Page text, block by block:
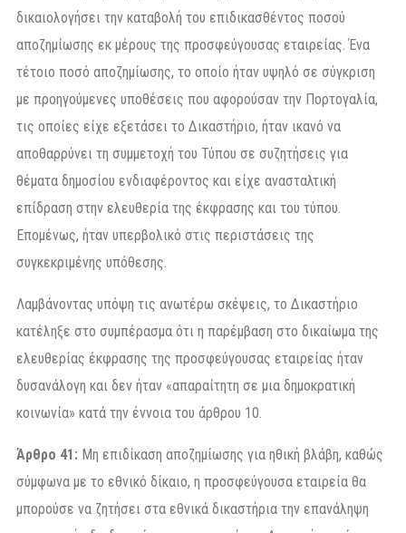
δικαιολογήσει την καταβολή του επιδικασθέντος ποσού
αποζημίωσης εκ μέρους της προσφεύγουσας εταιρείας. Ένα
τέτοιο ποσό αποζημίωσης, το οποίο ήταν υψηλό σε σύγκριση
με προηγούμενες υποθέσεις που αφορούσαν την Πορτογαλία,
τις οποίες είχε εξετάσει το Δικαστήριο, ήταν ικανό να
αποθαρρύνει τη συμμετοχή του Τύπου σε συζητήσεις για
θέματα δημοσίου ενδιαφέροντος και είχε ανασταλτική
επίδραση στην ελευθερία της έκφρασης και του τύπου.
Επομένως, ήταν υπερβολικό στις περιστάσεις της
συγκεκριμένης υπόθεσης.
Λαμβάνοντας υπόψη τις ανωτέρω σκέψεις, το Δικαστήριο
κατέληξε στο συμπέρασμα ότι η παρέμβαση στο δικαίωμα της
ελευθερίας έκφρασης της προσφεύγουσας εταιρείας ήταν
δυσανάλογη και δεν ήταν «απαραίτητη σε μια δημοκρατική
κοινωνία» κατά την έννοια του άρθρου 10.
Άρθρο 41: Μη επιδίκαση αποζημίωσης για ηθική βλάβη, καθώς
σύμφωνα με το εθνικό δίκαιο, η προσφεύγουσα εταιρεία θα
μπορούσε να ζητήσει στα εθνικά δικαστήρια την επανάληψη